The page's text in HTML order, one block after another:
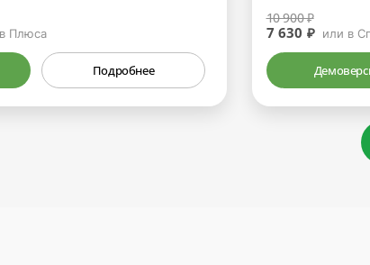
Плюса
Подробнее
10 900 ₽
7 630 ₽ или в